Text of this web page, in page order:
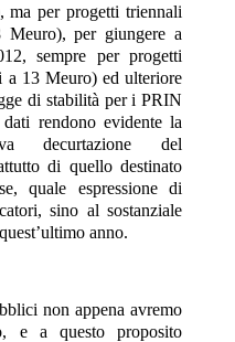
ma per progetti triennali
per giungere a
sempre per progetti
a 13 Meuro) ed ulteriore
di stabilità per i PRIN
rendono evidente la
decurtazione del
di quello destinato
quale espressione di
sino al sostanziale
anno.
non appena avremo
e a questo proposito